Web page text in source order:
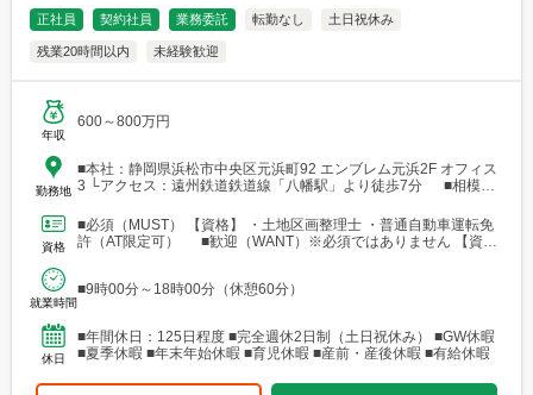
正社員 契約社員 業務委託 転勤なし 土日祝休み
残業20時間以内 未経験歓迎
年収
600～800万円
勤務地
■本社：静岡県浜松市中央区元浜町92 エンブレム元浜2F オフィス
3 └アクセス：遠州鉄道鉄道線「八幡駅」より徒歩7分 ■相模原
「橋本駅」よりバス25分
資格
■必須（MUST） 【資格】 ・土地区画整理士 ・普通自動車運転免
許（AT限定可） ■歓迎（WANT）※必須ではありません 【資
就業時間
■9時00分～18時00分（休憩60分）
休日
■年間休日：125日程度 ■完全週休2日制（土日祝休み） ■GW休暇
■夏季休暇 ■年末年始休暇 ■育児休暇 ■産前・産後休暇 ■有給休暇